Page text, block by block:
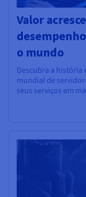
Valor
o mundo
Descubra a história
mundial de
seus serviços em